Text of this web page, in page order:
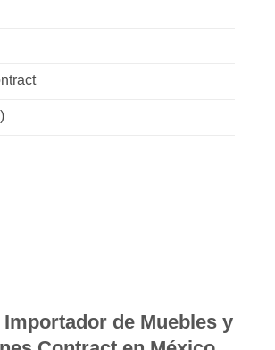
de Muebles y